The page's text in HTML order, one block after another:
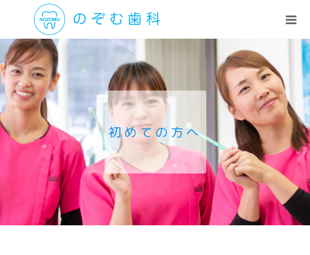
初めての方へ
医院紹介
初めての方へ
院長挨拶
アクセス・時間